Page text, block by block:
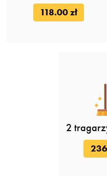
118.00 zł
2